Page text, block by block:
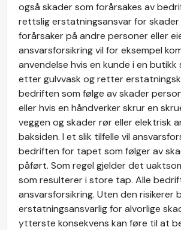
også skader som forårsakes av
rettslig erstatningsansvar for
forårsaker på andre personer eller
ansvarsforsikring vil for eksempel
anvendelse hvis en kunde i en butikk
etter gulvvask og retter
bedriften som følge av skader
eller hvis en håndverker skrur en
veggen og skader rør eller elektrisk
baksiden. I et slik tilfelle vil
bedriften for tapet som følger av
påført. Som regel gjelder det
som resulterer i store tap. Alle
ansvarsforsikring. Uten den risikerer
erstatningsansvarlig for alvorlige
ytterste konsekvens kan føre til at